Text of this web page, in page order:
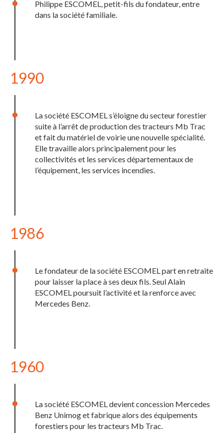
Philippe ESCOMEL, petit-fils du fondateur, entre
dans la société familiale.
1990
La société ESCOMEL s’éloigne du secteur forestier
suite à l’arrêt de production des tracteurs Mb Trac
et fait du matériel de voirie une nouvelle spécialité.
Elle travaille alors principalement pour les
collectivités et les services départementaux de
l’équipement, les services incendies.
1986
Le fondateur de la société ESCOMEL part en retraite
pour laisser la place à ses deux fils. Seul Alain
ESCOMEL poursuit l’activité et la renforce avec
Mercedes Benz.
1960
La société ESCOMEL devient concession Mercedes
Benz Unimog et fabrique alors des équipements
forestiers pour les tracteurs Mb Trac.